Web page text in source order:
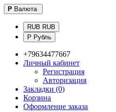
Р Валюта
RUB RUB
Р Рубль
+79634477667
Личный кабинет
Регистрация
Авторизация
Закладки (0)
Корзина
Оформление заказа